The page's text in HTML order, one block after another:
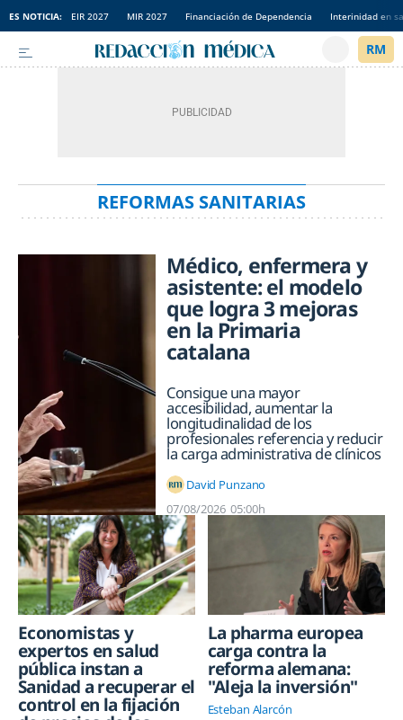
ES NOTICIA: EIR 2027 MIR 2027 Financiación de Dependencia Interinidad en
REFORMAS SANITARIAS
Médico, enfermera y
asistente: el modelo
que logra 3 mejoras
en la Primaria
catalana
Consigue una mayor
accesibilidad, aumentar la
longitudinalidad de los
profesionales referencia y reducir
la carga administrativa de clínicos
David Punzano
07/08/2026 05:00h
Economistas y
expertos en salud
pública instan a
Sanidad a recuperar el
control en la fijación
La pharma europea
carga contra la
reforma alemana:
"Aleja la inversión"
Esteban Alarcón